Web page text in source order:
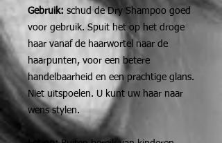
Gebruik: schud de Dry Shampoo goed
voor gebruik. Spuit het op het droge
haar vanaf de haarwortel naar de
haarpunten, voor een betere
handelbaarheid en een prachtige glans.
Niet uitspoelen. U kunt uw haar naar
wens stylen.